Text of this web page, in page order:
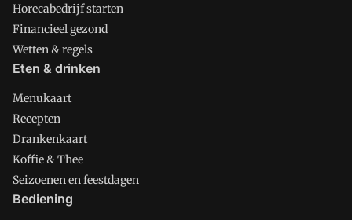
Horecabedrijf starten
Financieel gezond
Wetten & regels
Eten & drinken
Menukaart
Recepten
Drankenkaart
Koffie & Thee
Seizoenen en feestdagen
Bediening